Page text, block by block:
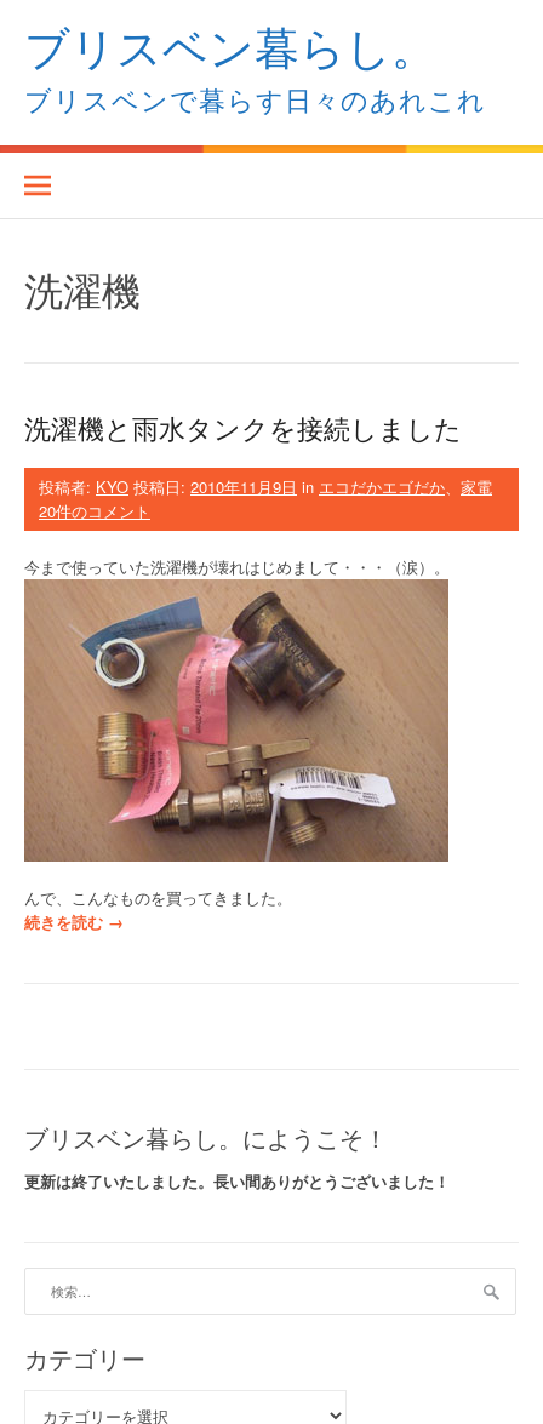
ス
ブリスベン暮らし。
ブリスベンで暮らす日々のあれこれ
洗濯機
洗濯機と雨水タンクを接続しました
投稿者: KYO 投稿日: 2010年11月9日 in エコだかエゴだか、 家電
20件のコメント
今まで使っていた洗濯機が壊れはじめまして・・・（涙）。
んで、こんなものを買ってきました。
続きを読む “
ク
接
た
→
ブリスベン暮らし。にようこそ！
更新は終了いたしました。長い間ありがとうございました！
カテゴリー